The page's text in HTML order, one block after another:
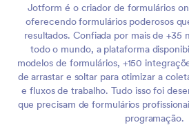
Jotform é o criador de formulários
oferecendo formulários poderosos
resultados. Confiada por mais de +35
todo o mundo, a plataforma
modelos de formulários, +150
de arrastar e soltar para otimizar a
e fluxos de trabalho. Tudo isso foi
que precisam de formulários
programação.